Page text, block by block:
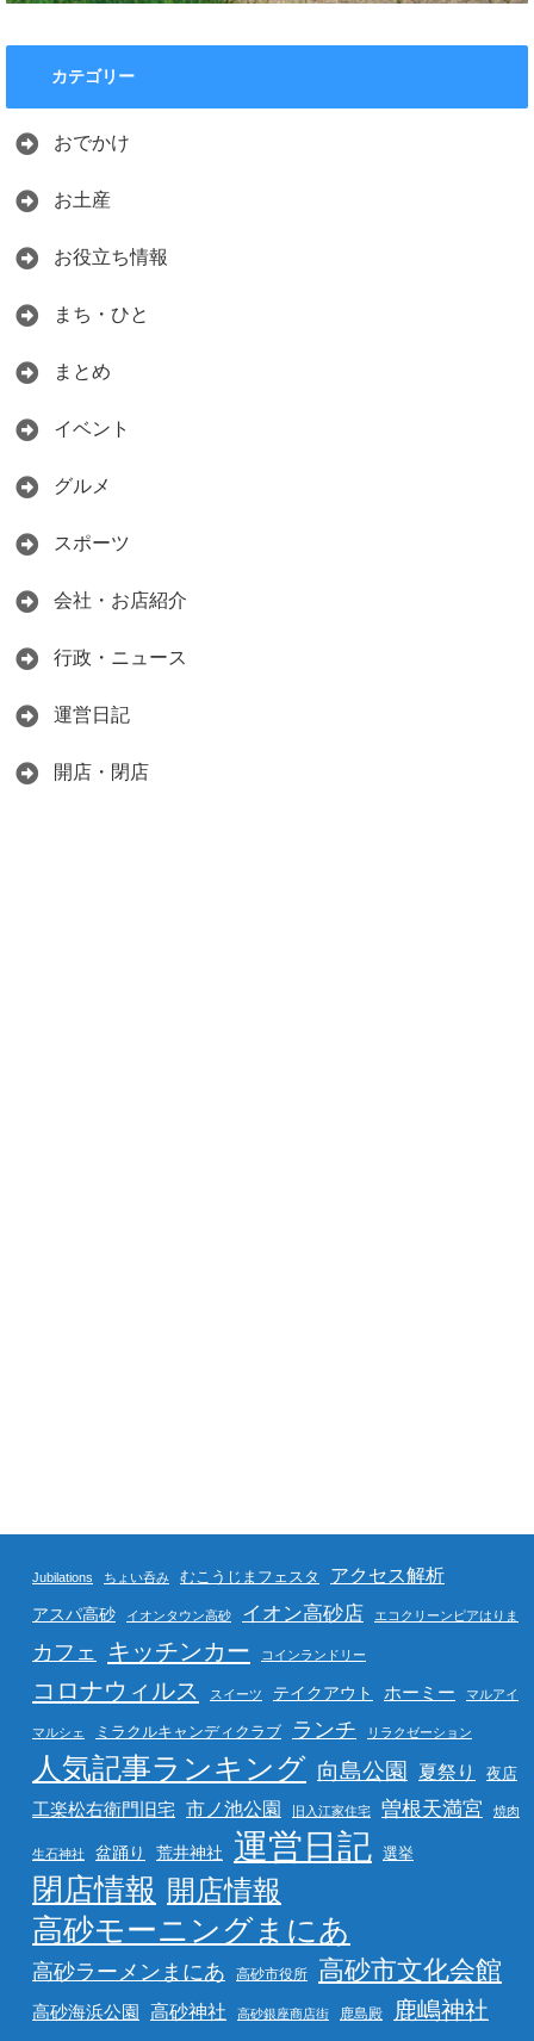
カテゴリー
おでかけ
お土産
お役立ち情報
まち・ひと
まとめ
イベント
グルメ
スポーツ
会社・お店紹介
行政・ニュース
運営日記
開店・閉店
Jubilations ちょい呑み むこうじまフェスタ アクセス解析
アスパ高砂 イオンタウン高砂 イオン高砂店 エコクリーンピアはりま
カフェ キッチンカー コインランドリー
コロナウィルス スイーツ テイクアウト ホーミー マルアイ
マルシェ ミラクルキャンディクラブ ランチ リラクゼーション
人気記事ランキング 向島公園 夏祭り 夜店
工楽松右衛門旧宅 市ノ池公園 旧入江家住宅 曽根天満宮 焼肉
生石神社 盆踊り 荒井神社 運営日記 選挙
閉店情報 開店情報
高砂モーニングまにあ
高砂ラーメンまにあ 高砂市役所 高砂市文化会館
高砂海浜公園 高砂神社 高砂銀座商店街 鹿島殿 鹿嶋神社